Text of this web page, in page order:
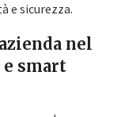
e sicurezza.
nel
smart